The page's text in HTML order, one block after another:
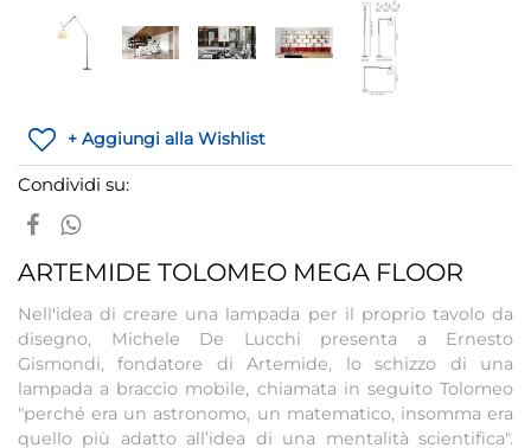
+ Aggiungi alla Wishlist
Condividi su:
ARTEMIDE TOLOMEO MEGA FLOOR
Nell'idea di creare una lampada per il proprio tavolo da
disegno, Michele De Lucchi presenta a Ernesto
Gismondi, fondatore di Artemide, lo schizzo di una
lampada a braccio mobile, chiamata in seguito Tolomeo
"perché era un astronomo, un matematico, insomma era
quello più adatto all’idea di una mentalità scientifica".